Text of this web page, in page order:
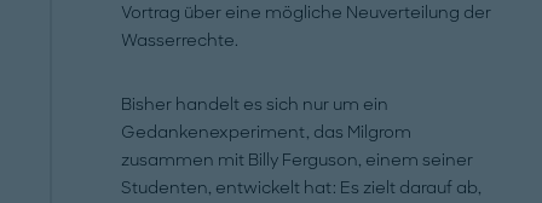
Vortrag über eine mögliche Neuverteilung der
Wasserrechte.
Bisher handelt es sich nur um ein
Gedankenexperiment, das Milgrom
zusammen mit Billy Ferguson, einem seiner
Studenten, entwickelt hat: Es zielt darauf ab,